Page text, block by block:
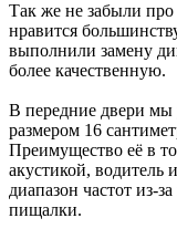
Так же не забыли про
нравится
выполнили замену
более качественную.
В передние двери мы
размером 16
Преимущество её в
акустикой, водитель
диапазон частот из-
пищалки.